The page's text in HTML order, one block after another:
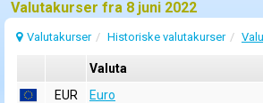
Valutakurser fra 8 juni 2022
Valutakurser Historiske valutakurser
Valuta
EUR
Euro